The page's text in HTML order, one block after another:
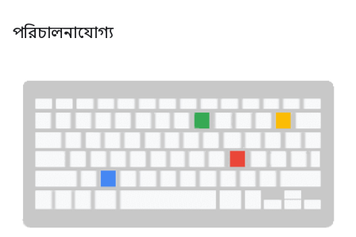
পরিচালনাযোগ্য